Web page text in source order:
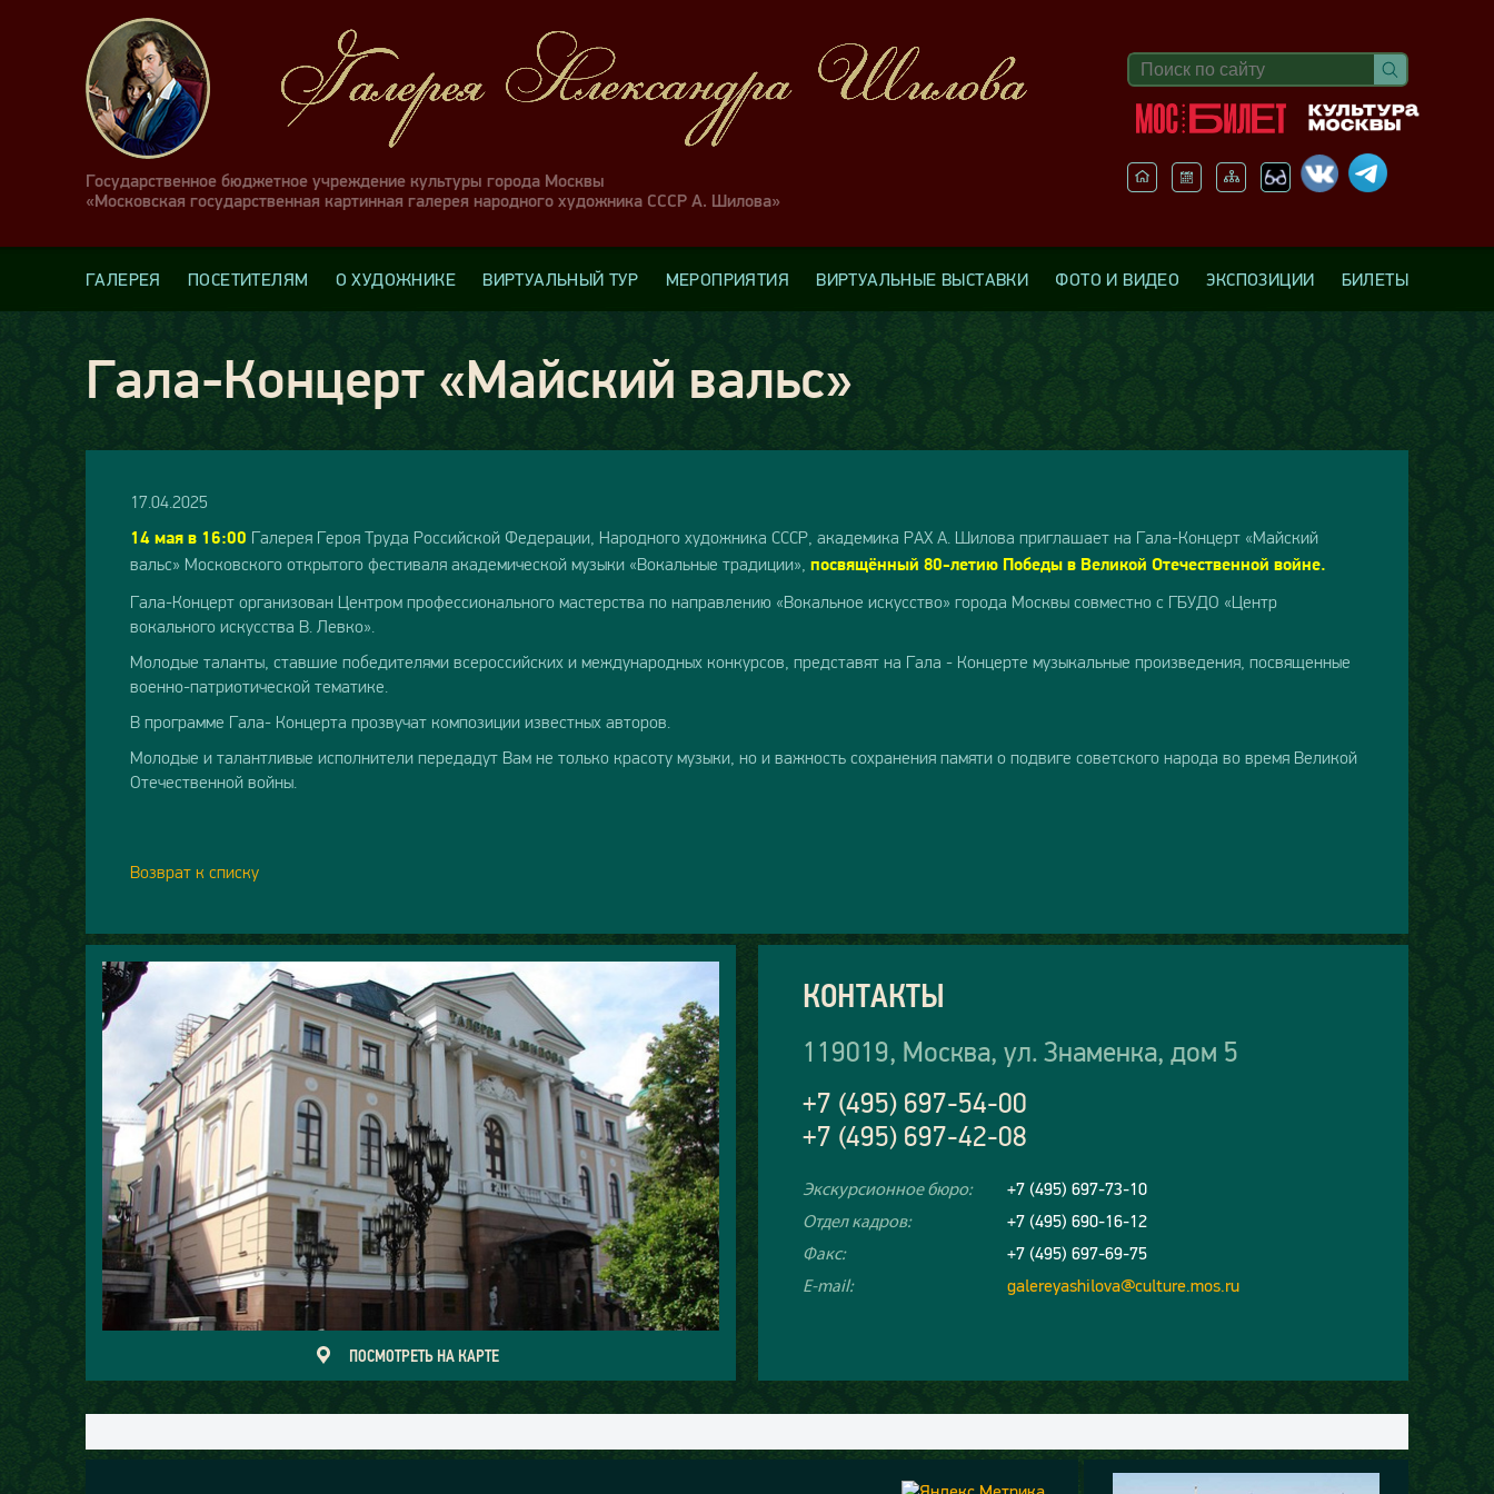
Государственное бюджетное учреждение культуры города Москвы
«Московская государственная картинная галерея народного художника СССР А. Шилова»
ГАЛЕРЕЯ ПОСЕТИТЕЛЯМ О ХУДОЖНИКЕ ВИРТУАЛЬНЫЙ ТУР МЕРОПРИЯТИЯ ВИРТУАЛЬНЫЕ ВЫСТАВКИ ФОТО И ВИДЕО ЭКСПОЗИЦИИ БИЛЕТЫ
Гала-Концерт «Майский вальс»
17.04.2025
14 мая в 16:00 Галерея Героя Труда Российской Федерации, Народного художника СССР, академика РАХ А. Шилова приглашает на Гала-Концерт «Майский
вальс» Московского открытого фестиваля академической музыки «Вокальные традиции», посвящённый 80-летию Победы в Великой Отечественной войне.
Гала-Концерт организован Центром профессионального мастерства по направлению «Вокальное искусство» города Москвы совместно с ГБУДО «Центр
вокального искусства В. Левко».
Молодые таланты, ставшие победителями всероссийских и международных конкурсов, представят на Гала - Концерте музыкальные произведения, посвященные
военно-патриотической тематике.
В программе Гала- Концерта прозвучат композиции известных авторов.
Молодые и талантливые исполнители передадут Вам не только красоту музыки, но и важность сохранения памяти о подвиге советского народа во время Великой
Отечественной войны.
Возврат к списку
ПОСМОТРЕТЬ НА КАРТЕ
КОНТАКТЫ
119019, Москва, ул. Знаменка, дом 5
+7 (495) 697-54-00
+7 (495) 697-42-08
Экскурсионное бюро: +7 (495) 697-73-10
Отдел кадров: +7 (495) 690-16-12
Факс: +7 (495) 697-69-75
E-mail: galereyashilova@culture.mos.ru